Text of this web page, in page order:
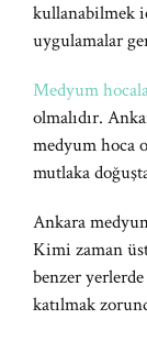
kullanabilmek
uygulamalar
Medyum
olmalıdır.
medyum hoca
mutlaka
Ankara
Kimi zaman
benzer
katılmak